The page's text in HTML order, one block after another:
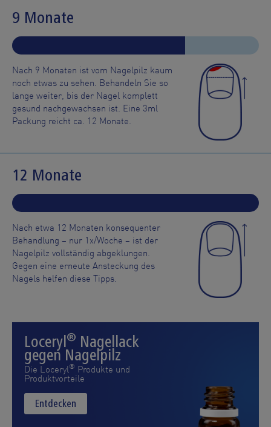
9 Monate
Nach 9 Monaten ist vom Nagelpilz kaum
noch etwas zu sehen. Behandeln Sie so
lange weiter, bis der Nagel komplett
gesund nachgewachsen ist. Eine 3ml
Packung reicht ca. 12 Monate.
12 Monate
Nach etwa 12 Monaten konsequenter
Behandlung – nur 1x/Woche – ist der
Nagelpilz vollständig abgeklungen.
Gegen eine erneute Ansteckung des
Nagels helfen diese Tipps.
Loceryl ® Nagellack
gegen Nagelpilz
Die Loceryl® Produkte und
Produktvorteile
Entdecken